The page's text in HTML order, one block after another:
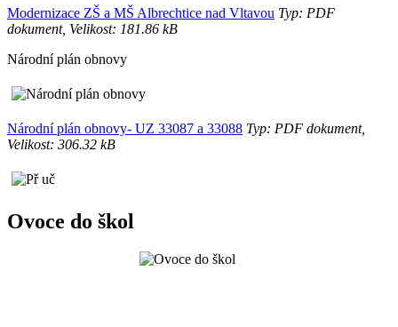
Modernizace ZŠ a MŠ Albrechtice nad Vltavou Typ: PDF
dokument, Velikost: 181.86 kB
Národní plán obnovy
Národní plán obnovy- UZ 33087 a 33088 Typ: PDF dokument,
Velikost: 306.32 kB
Ovoce do škol